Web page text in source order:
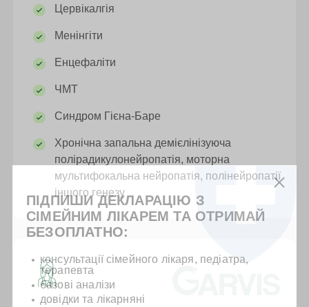
Цервікалгія
Менінгіти
Енцефаліти
ЧМТ
Синдром Гієна-Баре
Хронічна запальна демієлінізуюча
полірадикулонейропатія, моторна
мультифокальна нейропатія, полінейропатії
іншого генезу
ПІДПИШИ ДЕКЛАРАЦІЮ З
СІМЕЙНИМ ЛІКАРЕМ ТА ОТРИМАЙ
БЕЗОПЛАТНО:
консультації сімейного лікаря, педіатра,
терапевта
базові аналізи
довідки та лікарняні